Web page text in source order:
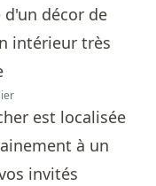
est localisée
à un
invités